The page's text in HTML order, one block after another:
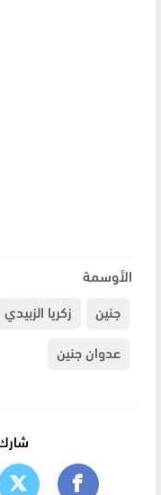
الأوسمة
جنين
زكريا الزبيدي
عدوان جنين